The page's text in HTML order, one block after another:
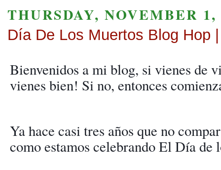
THURSDAY, NOVEMBER 1,
Día De Los Muertos Blog Hop
Bienvenidos a mi blog, si vienes de
vienes bien! Si no, entonces
Ya hace casi tres años que no
como estamos celebrando El Día de